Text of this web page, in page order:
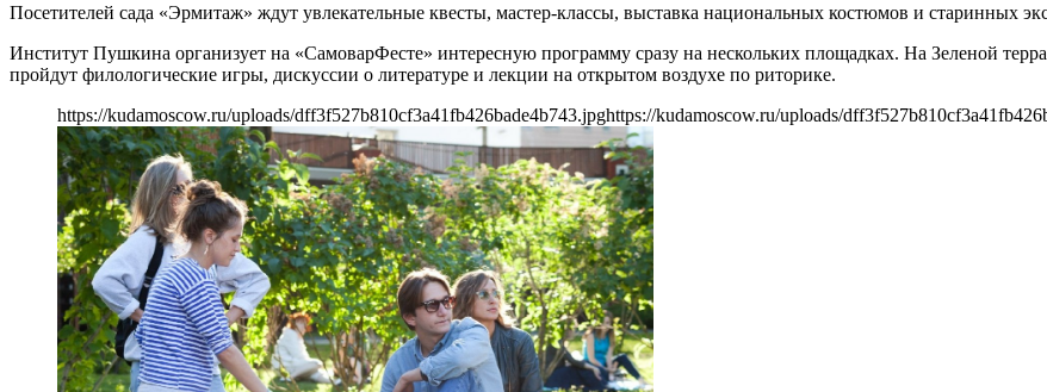
Посетителей сада «Эрмитаж» ждут увлекательные квесты, мастер-классы, выставка национальных костюмов и старинных
Институт Пушкина организует на «СамоварФесте» интересную программу сразу на нескольких площадках. На Зеленой
пройдут филологические игры, дискуссии о литературе и лекции на открытом воздухе по риторике.
https://kudamoscow.ru/uploads/dff3f527b810cf3a41fb426bade4b743.jpghttps://kudamoscow.ru/uploads/